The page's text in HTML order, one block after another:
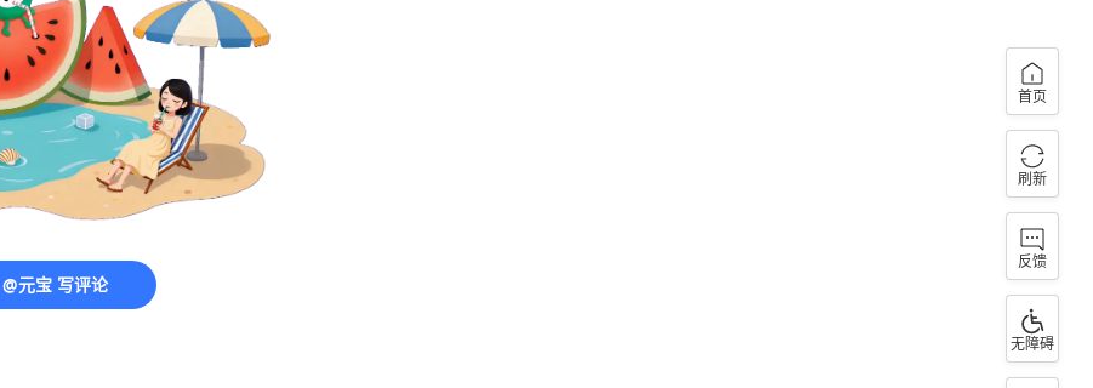
@元宝 写评论
首页
刷新
反馈
无障碍